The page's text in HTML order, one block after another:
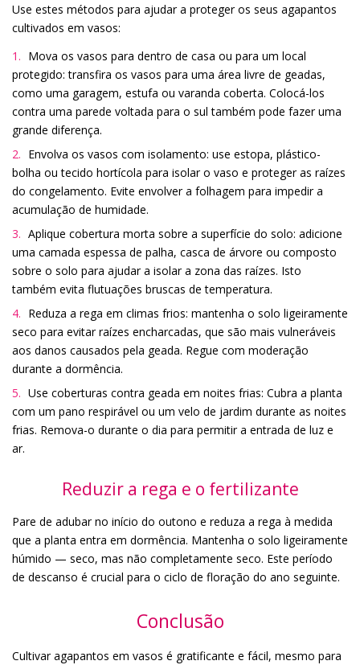
Use estes métodos para ajudar a proteger os seus agapantos
cultivados em vasos:
Mova os vasos para dentro de casa ou para um local
protegido: transfira os vasos para uma área livre de geadas,
como uma garagem, estufa ou varanda coberta. Colocá-los
contra uma parede voltada para o sul também pode fazer uma
grande diferença.
Envolva os vasos com isolamento: use estopa, plástico-
bolha ou tecido hortícola para isolar o vaso e proteger as raízes
do congelamento. Evite envolver a folhagem para impedir a
acumulação de humidade.
Aplique cobertura morta sobre a superfície do solo: adicione
uma camada espessa de palha, casca de árvore ou composto
sobre o solo para ajudar a isolar a zona das raízes. Isto
também evita flutuações bruscas de temperatura.
Reduza a rega em climas frios: mantenha o solo ligeiramente
seco para evitar raízes encharcadas, que são mais vulneráveis
aos danos causados pela geada. Regue com moderação
durante a dormência.
Use coberturas contra geada em noites frias: Cubra a planta
com um pano respirável ou um velo de jardim durante as noites
frias. Remova-o durante o dia para permitir a entrada de luz e
ar.
Reduzir a rega e o fertilizante
Pare de adubar no início do outono e reduza a rega à medida
que a planta entra em dormência. Mantenha o solo ligeiramente
húmido — seco, mas não completamente seco. Este período
de descanso é crucial para o ciclo de floração do ano seguinte.
Conclusão
Cultivar agapantos em vasos é gratificante e fácil, mesmo para